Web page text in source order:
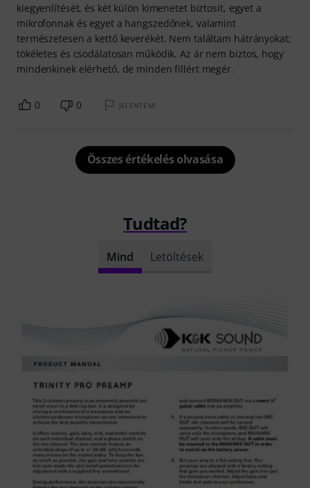
kiegyenlítését, és két külön kimenetet biztosít, egyet a
mikrofonnak és egyet a hangszedőnek, valamint
természetesen a kettő keverékét. Nem találtam hátrányokat;
tökéletes és csodálatosan működik. Az ár nem biztos, hogy
mindenkinek elérhető, de minden fillért megér.
0 0 JELENTEM!
Összes értékelés olvasása
Tudtad?
Mind Letöltések